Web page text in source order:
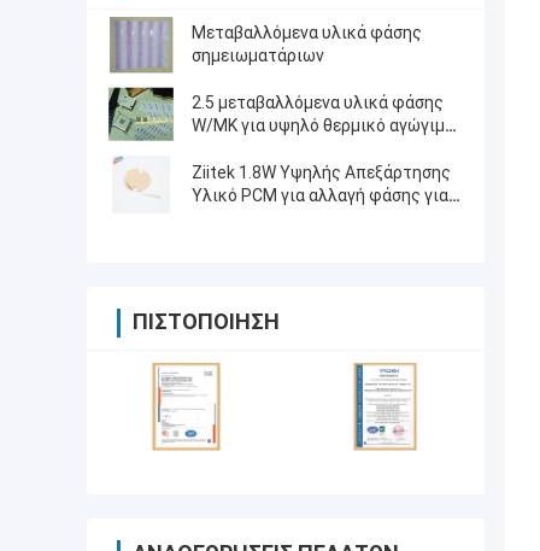
Μεταβαλλόμενα υλικά φάσης
σημειωματάριων
2.5 μεταβαλλόμενα υλικά φάσης
W/MK για υψηλό θερμικό αγώγιμο
heatsink που απαιτείται
Ziitek 1.8W Υψηλής Απεξάρτησης
Υλικό PCM για αλλαγή φάσης για
ΠΙΣΤΟΠΟΊΗΣΗ